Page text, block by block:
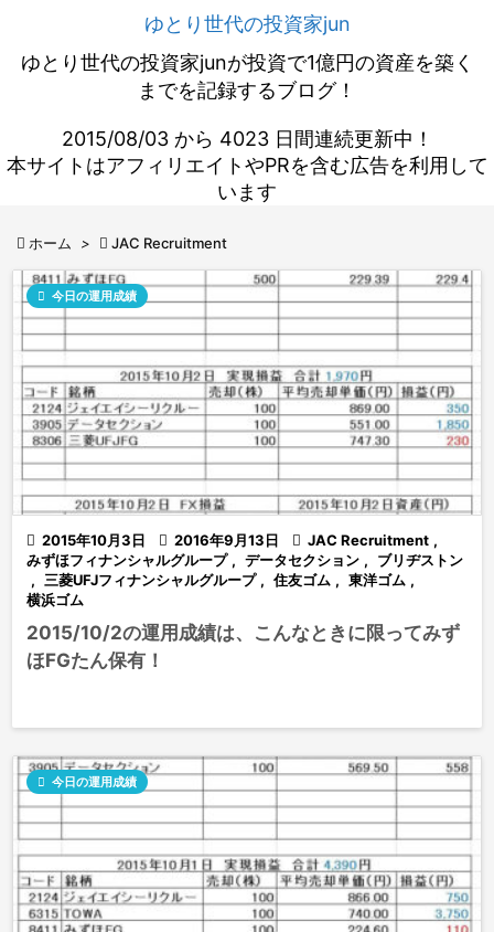
ゆとり世代の投資家jun
ゆとり世代の投資家junが投資で1億円の資産を築く
までを記録するブログ！
2015/08/03 から 4023 日間連続更新中！
本サイトはアフィリエイトやPRを含む広告を利用して
います
 ホーム >  JAC Recruitment
 2015年10月3日  2016年9月13日
 今日の運用成績
 JAC Recruitment ,
みずほフィナンシャルグループ , データセクション ,
ブリヂストン
,
三菱UFJフィナンシャルグループ , 住友ゴム , 東洋ゴム ,
横浜ゴム
2015/10/2の運用成績は、こんなときに限ってみず
ほFGたん保有！
 今日の運用成績